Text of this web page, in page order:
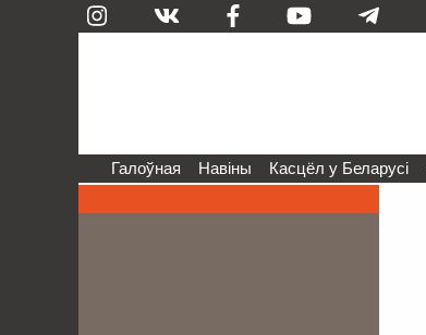
Галоўная Навіны Касцёл у Беларусі